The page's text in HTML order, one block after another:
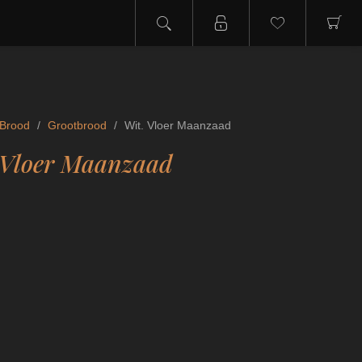
Brood / Grootbrood / Wit. Vloer Maanzaad
Maanzaad